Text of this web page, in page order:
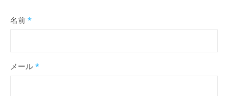
名前 *
メール *